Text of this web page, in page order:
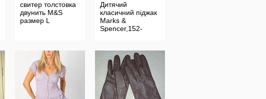
свитер толстовка
двунить M&S
размер L
Дитячий
класичний піджак
Marks &
Spencer,152-